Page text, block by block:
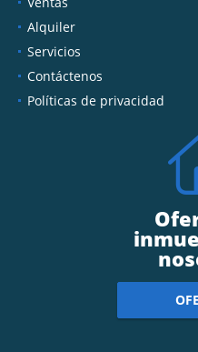
Alquiler
Servicios
Contáctenos
Políticas de privacidad